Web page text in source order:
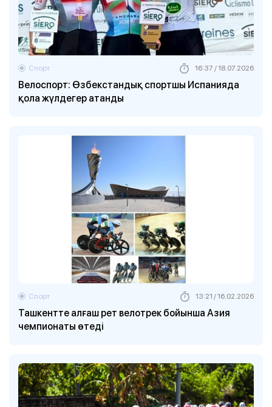
Велоспорт: Өзбекстандық спортшы Испанияда
қола жүлдегер атанды
Спорт 16:37 / 18.07.2026
Ташкентте алғаш рет велотрек бойынша Азия
чемпионаты өтеді
Спорт 13:21 / 16.02.2026